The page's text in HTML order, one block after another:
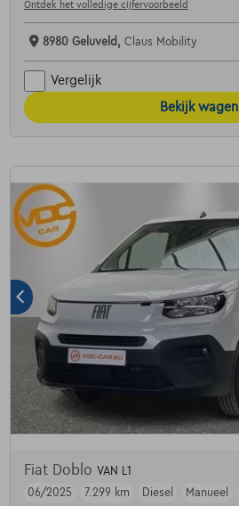
Ontdek het volledige cijfervoorbeeld
8980 Geluveld, Claus Mobility
Vergelijk
Bekijk wagen
Fiat Doblo VAN L1
06/2025
7.299 km Diesel Manueel